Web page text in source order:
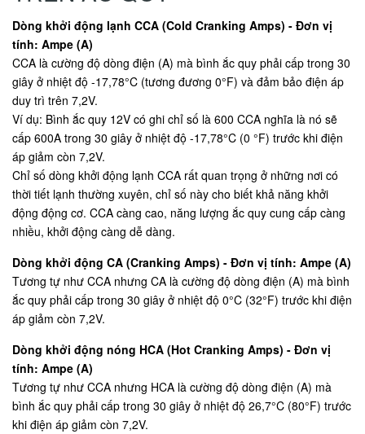
Dòng khởi động lạnh CCA (Cold Cranking Amps) - Đơn vị
tính: Ampe (A)
CCA là cường độ dòng điện (A) mà bình ắc quy phải cấp trong 30
giây ở nhiệt độ -17,78°C (tương đương 0°F) và đảm bảo điện áp
duy trì trên 7,2V.
Ví dụ: Bình ắc quy 12V có ghi chỉ số là 600 CCA nghĩa là nó sẽ
cấp 600A trong 30 giây ở nhiệt độ -17,78°C (0 °F) trước khi điện
áp giảm còn 7,2V.
Chỉ số dòng khởi động lạnh CCA rất quan trọng ở những nơi có
thời tiết lạnh thường xuyên, chỉ số này cho biết khả năng khởi
động động cơ. CCA càng cao, năng lượng ắc quy cung cấp càng
nhiều, khởi động càng dễ dàng.
Dòng khởi động CA (Cranking Amps) - Đơn vị tính: Ampe (A)
Tương tự như CCA nhưng CA là cường độ dòng điện (A) mà bình
ắc quy phải cấp trong 30 giây ở nhiệt độ 0°C (32°F) trước khi điện
áp giảm còn 7,2V.
Dòng khởi động nóng HCA (Hot Cranking Amps) - Đơn vị
tính: Ampe (A)
Tương tự như CCA nhưng HCA là cường độ dòng điện (A) mà
bình ắc quy phải cấp trong 30 giây ở nhiệt độ 26,7°C (80°F) trước
khi điện áp giảm còn 7,2V.